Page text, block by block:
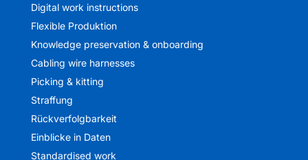
Digital work instructions
Flexible Produktion
Knowledge preservation & onboarding
Cabling wire harnesses
Picking & kitting
Straffung
Rückverfolgbarkeit
Einblicke in Daten
Standardised work